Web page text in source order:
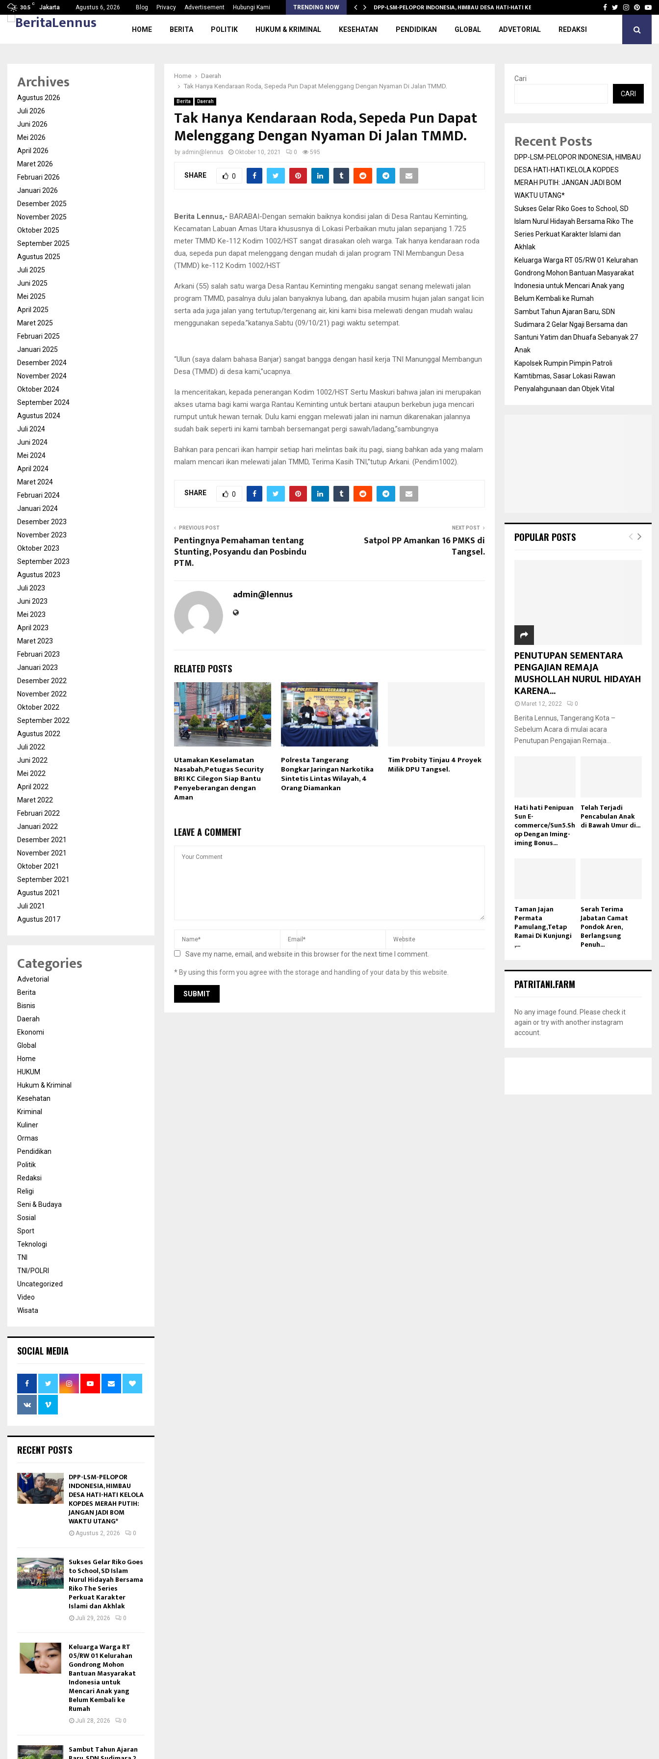
30.5
C
Jakarta Agustus 6, 2026 Blog Privacy Advertisement Hubungi Kami TRENDING NOW
Nama Baik… SDN Karang Tengah 6 Gelar MPLS 2026/2027,… DPP-LSM-PELOPOR INDONESIA, HIMBAU DESA HATI-HATI KELOLA KOPDES… Sukses
Facebook
Twitter
HOME BERITA POLITIK HUKUM & KRIMINAL KESEHATAN PENDIDIKAN GLOBAL ADVETORIAL REDAKSI
Home
Daerah
Tak Hanya Kendaraan Roda, Sepeda Pun Dapat Melenggang Dengan Nyaman Di Jalan TMMD.
Berita Daerah
Tak Hanya Kendaraan Roda, Sepeda Pun Dapat
Melenggang Dengan Nyaman Di Jalan TMMD.
by admin@lennus Oktober 10, 2021 0 595
SHARE 0
Berita Lennus,- BARABAI-Dengan semakin baiknya kondisi jalan di Desa Rantau Keminting,
Kecamatan Labuan Amas Utara khususnya di Lokasi Perbaikan mutu jalan sepanjang 1.725
meter TMMD Ke-112 Kodim 1002/HST sangat dirasakan oleh warga. Tak hanya kendaraan roda
dua, sepeda pun dapat melenggang dengan mudah di jalan program TNI Membangun Desa
(TMMD) ke-112 Kodim 1002/HST
Arkani (55) salah satu warga Desa Rantau Keminting mengaku sangat senang melewati jalan
program TMMD, pasalnya dulu jalan banyaknya lubang, dan apabila musim hujan jalan sangat licin
serta ada juga jalan yang tertutup/tergenang air, kini kami bisa melewati dengan mudah walau
menggunakan sepeda.”katanya.Sabtu (09/10/21) pagi waktu setempat.
“Ulun (saya dalam bahasa Banjar) sangat bangga dengan hasil kerja TNI Manunggal Membangun
Desa (TMMD) di desa kami,”ucapnya.
Ia menceritakan, kepada penerangan Kodim 1002/HST Sertu Maskuri bahwa jalan ini merupakan
akses utama bagi kami warga Rantau Keminting untuk bertani ataupun berkebun juga mencari
rumput untuk hewan ternak. Dulu kami enggan melewati jalan ini namun dikarenakan jalannya
sudah baik seperti ini kami tambah bersemangat pergi sawah/ladang,”sambungnya
Bahkan para pencari ikan hampir setiap hari melintas baik itu pagi, siang bahkan ada yang malam
malam mencari ikan melewati jalan TMMD, Terima Kasih TNI,”tutup Arkani. (Pendim1002).
SHARE 0
PREVIOUS POST
Pentingnya Pemahaman tentang
Stunting, Posyandu dan Posbindu
PTM.
NEXT POST
Satpol PP Amankan 16 PMKS di
Tangsel.
admin@lennus
RELATED POSTS
Utamakan Keselamatan
Nasabah,Petugas Security
BRI KC Cilegon Siap Bantu
Penyeberangan dengan
Aman
Polresta Tangerang
Bongkar Jaringan Narkotika
Sintetis Lintas Wilayah, 4
Orang Diamankan
Tim Probity Tinjau 4 Proyek
Milik DPU Tangsel.
LEAVE A COMMENT
Save my name, email, and website in this browser for the next time I comment.
* By using this form you agree with the storage and handling of your data by this website.
Archives
Agustus 2026
Juli 2026
Juni 2026
Mei 2026
April 2026
Maret 2026
Februari 2026
Januari 2026
Desember 2025
November 2025
Oktober 2025
September 2025
Agustus 2025
Juli 2025
Juni 2025
Mei 2025
April 2025
Maret 2025
Februari 2025
Januari 2025
Desember 2024
November 2024
Oktober 2024
September 2024
Agustus 2024
Juli 2024
Juni 2024
Mei 2024
April 2024
Maret 2024
Februari 2024
Januari 2024
Desember 2023
November 2023
Oktober 2023
September 2023
Agustus 2023
Juli 2023
Juni 2023
Mei 2023
April 2023
Maret 2023
Februari 2023
Januari 2023
Desember 2022
November 2022
Oktober 2022
September 2022
Agustus 2022
Juli 2022
Juni 2022
Mei 2022
April 2022
Maret 2022
Februari 2022
Januari 2022
Desember 2021
November 2021
Oktober 2021
September 2021
Agustus 2021
Juli 2021
Agustus 2017
Categories
Advetorial
Berita
Bisnis
Daerah
Ekonomi
Global
Home
HUKUM
Hukum & Kriminal
Kesehatan
Kriminal
Kuliner
Ormas
Pendidikan
Politik
Redaksi
Religi
Seni & Budaya
Sosial
Sport
Teknologi
TNI
TNI/POLRI
Uncategorized
Video
Wisata
SOCIAL MEDIA
RECENT POSTS
DPP-LSM-PELOPOR
INDONESIA, HIMBAU
DESA HATI-HATI KELOLA
KOPDES MERAH PUTIH:
JANGAN JADI BOM
WAKTU UTANG*
Agustus 2, 2026 0
Sukses Gelar Riko Goes
to School, SD Islam
Nurul Hidayah Bersama
Riko The Series
Perkuat Karakter
Islami dan Akhlak
Juli 29, 2026 0
Keluarga Warga RT
05/RW 01 Kelurahan
Gondrong Mohon
Bantuan Masyarakat
Indonesia untuk
Mencari Anak yang
Belum Kembali ke
Rumah
Juli 28, 2026 0
Sambut Tahun Ajaran
Cari
CARI
Recent Posts
DPP-LSM-PELOPOR INDONESIA, HIMBAU
DESA HATI-HATI KELOLA KOPDES
MERAH PUTIH: JANGAN JADI BOM
WAKTU UTANG*
Sukses Gelar Riko Goes to School, SD
Islam Nurul Hidayah Bersama Riko The
Series Perkuat Karakter Islami dan
Akhlak
Keluarga Warga RT 05/RW 01 Kelurahan
Gondrong Mohon Bantuan Masyarakat
Indonesia untuk Mencari Anak yang
Belum Kembali ke Rumah
Sambut Tahun Ajaran Baru, SDN
Sudimara 2 Gelar Ngaji Bersama dan
Santuni Yatim dan Dhuafa Sebanyak 27
Anak
Kapolsek Rumpin Pimpin Patroli
Kamtibmas, Sasar Lokasi Rawan
Penyalahgunaan dan Objek Vital
POPULAR POSTS
PENUTUPAN SEMENTARA
PENGAJIAN REMAJA
MUSHOLLAH NURUL HIDAYAH
KARENA...
Maret 12, 2022 0
Berita Lennus, Tangerang Kota –
Sebelum Acara di mulai acara
Penutupan Pengajian Remaja...
Hati hati Penipuan
Sun E-
commerce/Sun5.Sh
op Dengan Iming-
iming Bonus...
Telah Terjadi
Pencabulan Anak
di Bawah Umur di...
Taman Jajan
Permata
Pamulang,Tetap
Ramai Di Kunjungi
,...
Serah Terima
Jabatan Camat
Pondok Aren,
Berlangsung
Penuh...
PATRITANI.FARM
No any image found. Please check it
again or try with another instagram
account.